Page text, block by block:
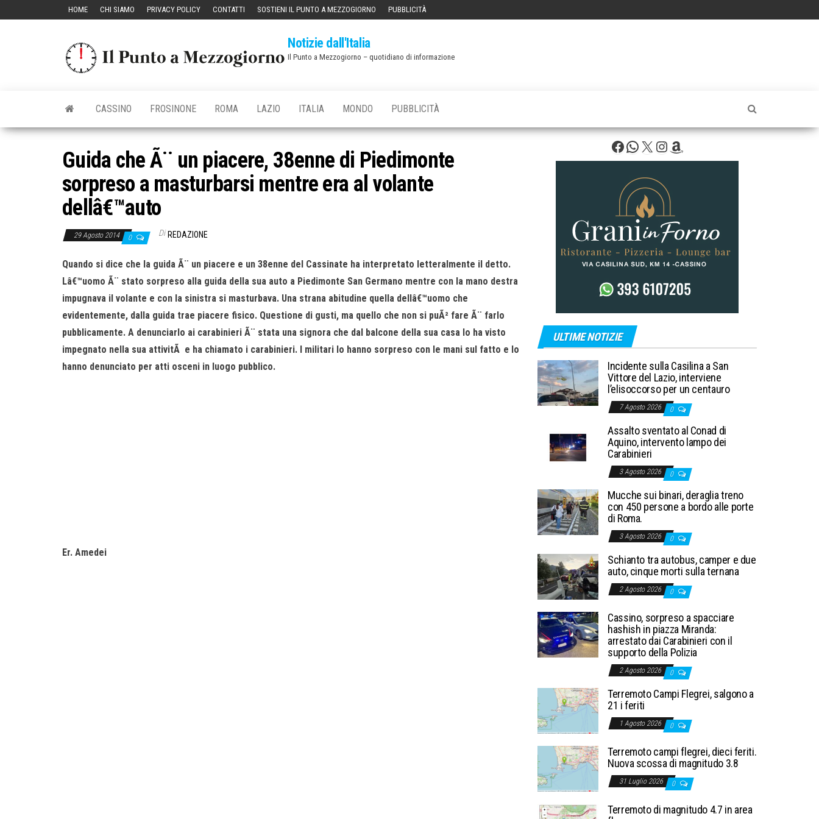
HOME CHI SIAMO PRIVACY POLICY CONTATTI SOSTIENI IL PUNTO A MEZZOGIORNO PUBBLICITÀ
Notizie dall'Italia
Il Punto a Mezzogiorno – quotidiano di informazione
CASSINO FROSINONE ROMA LAZIO ITALIA MONDO PUBBLICITÀ
Guida che Ã¨ un piacere, 38enne di Piedimonte
sorpreso a masturbarsi mentre era al volante
dellâ€™auto
29 Agosto 2014 0 Di REDAZIONE
Quando si dice che la guida Ã¨ un piacere e un 38enne del Cassinate ha interpretato letteralmente il detto.
Lâ€™uomo Ã¨ stato sorpreso alla guida della sua auto a Piedimonte San Germano mentre con la mano destra
impugnava il volante e con la sinistra si masturbava. Una strana abitudine quella dellâ€™uomo che
evidentemente, dalla guida trae piacere fisico. Questione di gusti, ma quello che non si puÃ² fare Ã¨ farlo
pubblicamente. A denunciarlo ai carabinieri Ã¨ stata una signora che dal balcone della sua casa lo ha visto
impegnato nella sua attivitÃ e ha chiamato i carabinieri. I militari lo hanno sorpreso con le mani sul fatto e lo
hanno denunciato per atti osceni in luogo pubblico.
Er. Amedei
Facebook
WhatsApp
X Instagram
Amazon
ULTIME NOTIZIE
Incidente sulla Casilina a San
Vittore del Lazio, interviene
l’elisoccorso per un centauro
7 Agosto 2026 0
Assalto sventato al Conad di
Aquino, intervento lampo dei
Carabinieri
3 Agosto 2026 0
Mucche sui binari, deraglia treno
con 450 persone a bordo alle porte
di Roma.
3 Agosto 2026 0
Schianto tra autobus, camper e due
auto, cinque morti sulla ternana
2 Agosto 2026 0
Cassino, sorpreso a spacciare
hashish in piazza Miranda:
arrestato dai Carabinieri con il
supporto della Polizia
2 Agosto 2026 0
Terremoto Campi Flegrei, salgono a
21 i feriti
1 Agosto 2026 0
Terremoto campi flegrei, dieci feriti.
Nuova scossa di magnitudo 3.8
31 Luglio 2026 0
Terremoto di magnitudo 4.7 in area